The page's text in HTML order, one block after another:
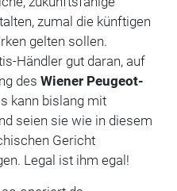
zumal die künftigen
gelten sollen.
Händler gut daran, auf
des Wiener Peugeot-
kann bislang mit
seien sie wie in diesem
Gericht
Legal ist ihm egal!